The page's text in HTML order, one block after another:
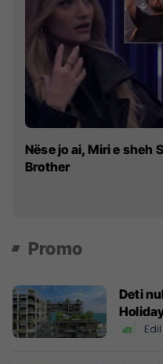
Nëse jo ai, Miri e sheh
Brother
Promo
Deti